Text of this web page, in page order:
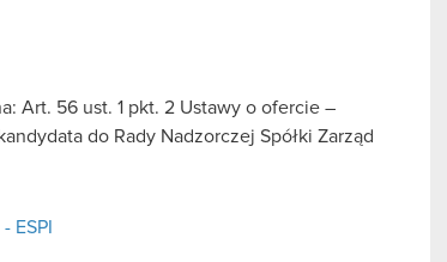
Art. 56 ust. 1 pkt. 2 Ustawy o ofercie –
do Rady Nadzorczej Spółki Zarząd
ESPI